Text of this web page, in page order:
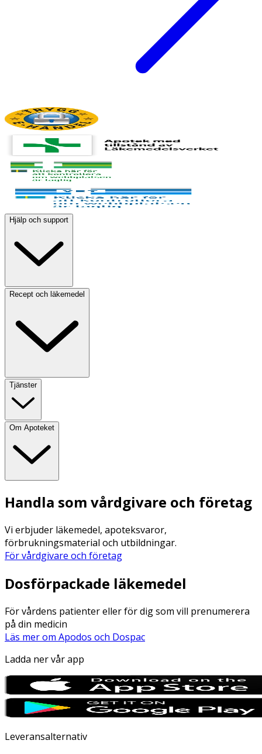
Hjälp och support
Recept och läkemedel
Tjänster
Om Apoteket
Handla som vårdgivare och företag
Vi erbjuder läkemedel, apoteksvaror,
förbrukningsmaterial och utbildningar.
För vårdgivare och företag
Dosförpackade läkemedel
För vårdens patienter eller för dig som vill prenumerera
på din medicin
Läs mer om Apodos och Dospac
Ladda ner vår app
Leveransalternativ